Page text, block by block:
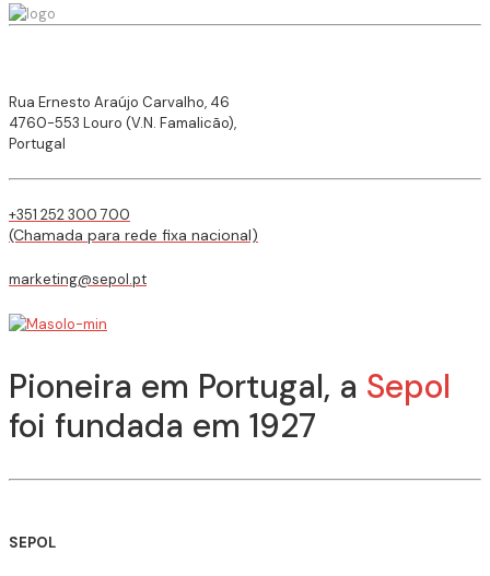
Rua Ernesto Araújo Carvalho, 46
4760-553 Louro (V.N. Famalicão),
Portugal
+351 252 300 700
(Chamada para rede fixa nacional)
marketing@sepol.pt
Pioneira em Portugal, a Sepol
foi fundada em 1927
SEPOL